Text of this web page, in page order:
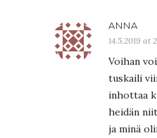
ANNA
14.5.2019 at
Voihan
tuskaili
inhottaa
heidän
ja minä